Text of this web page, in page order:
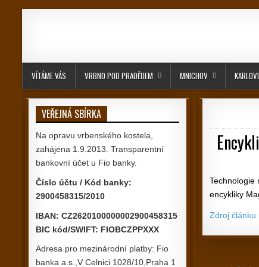
VÍTÁME VÁS VRBNO POD PRADĚDEM MNICHOV
Technologie
encykliky
Zdroj článku
VEŘEJNÁ SBÍRKA
Na opravu vrbenského kostela,
zahájena 1.9.2013. Transparentní
bankovní účet u Fio banky.
Číslo účtu / Kód banky:
2900458315/2010
IBAN: CZ2620100000002900458315
BIC kód/SWIFT: FIOBCZPPXXX
Adresa pro mezinárodní platby: Fio
banka a.s.,V Celnici 1028/10,Praha 1